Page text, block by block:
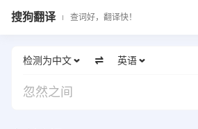
搜狗翻译 查词好，翻译快！
检测为中文 英语
忽然之间